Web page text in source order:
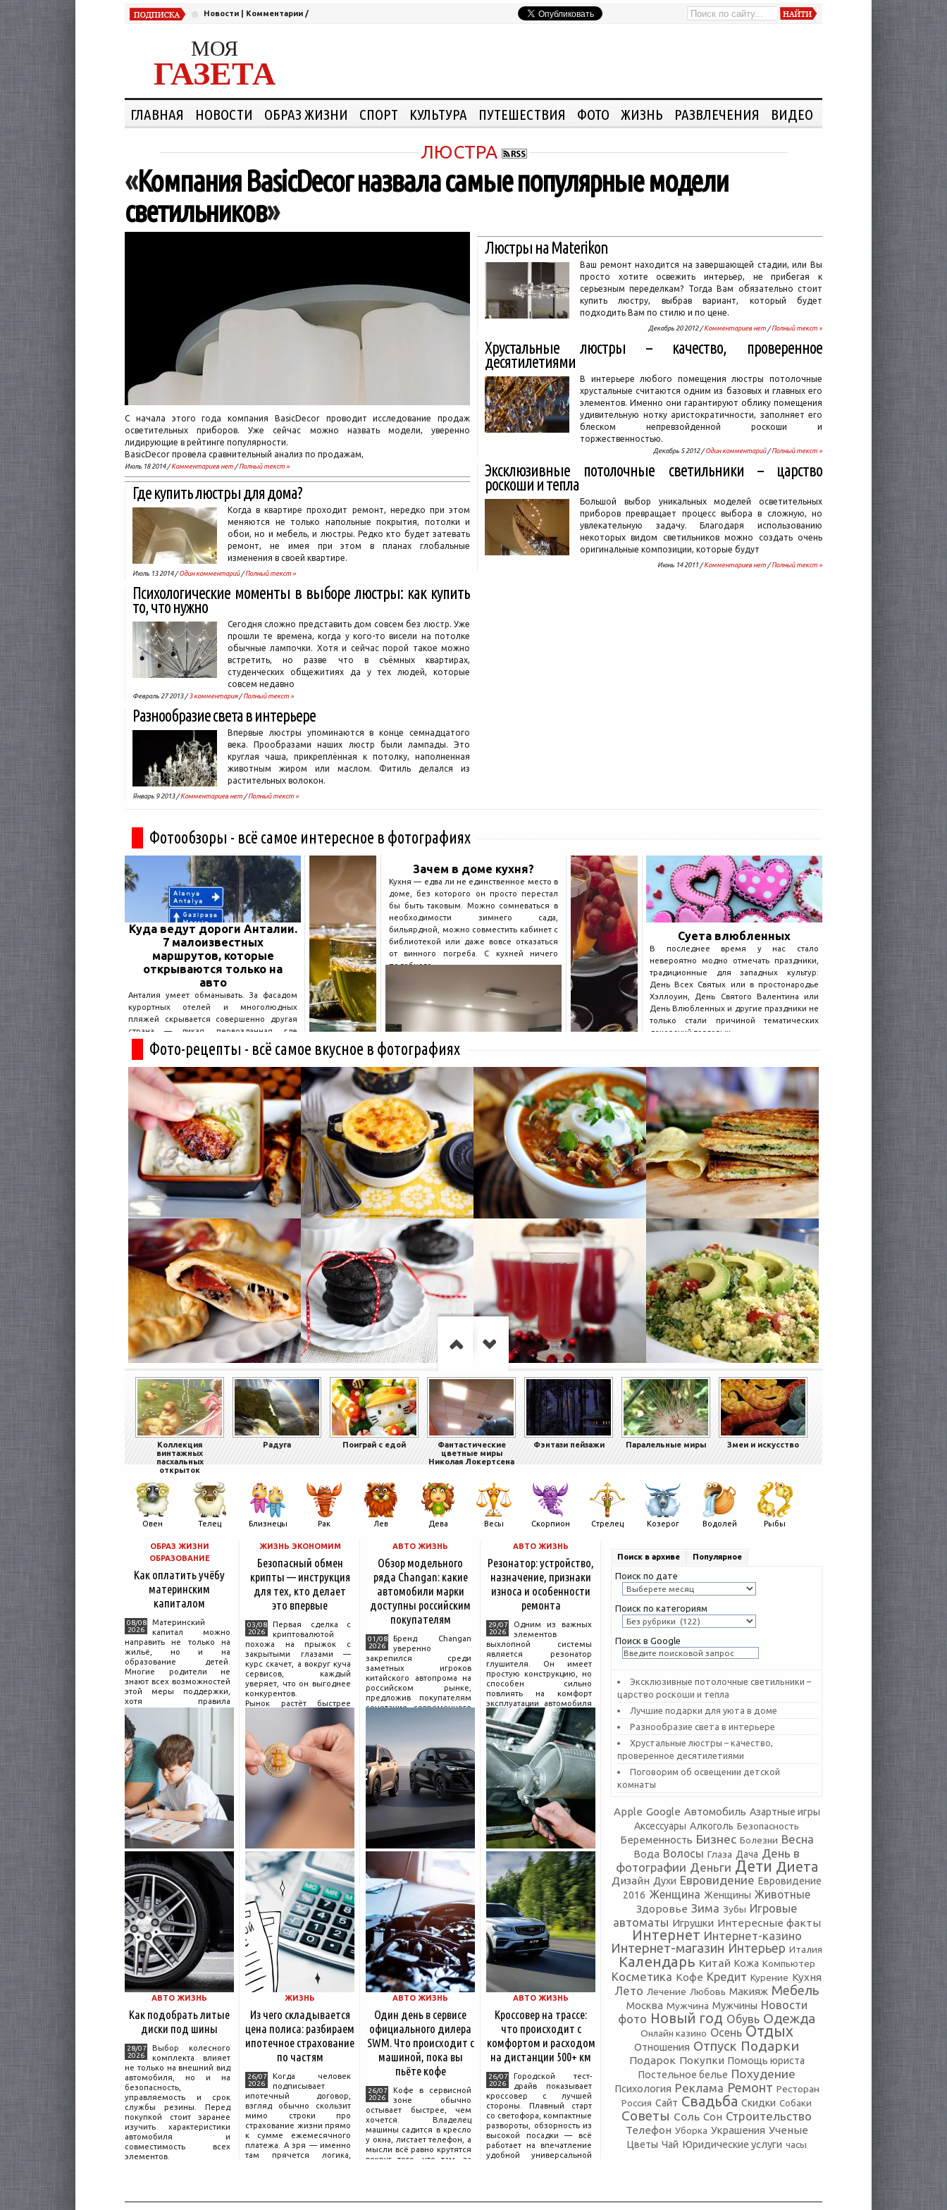
Новости Комментарии /
МОЯ
ГАЗЕТА
ГЛАВНАЯ НОВОСТИ ОБРАЗ ЖИЗНИ СПОРТ КУЛЬТУРА ПУТЕШЕСТВИЯ ФОТО ЖИЗНЬ РАЗВЛЕЧЕНИЯ ВИДЕО
ЛЮСТРА
«Компания BasicDecor назвала самые популярные модели
светильников»
С начала этого года компания BasicDecor проводит исследование продаж
осветительных приборов. Уже сейчас можно назвать модели, уверенно
лидирующие в рейтинге популярности.
BasicDecor провела сравнительный анализ по продажам,
Июль 18 2014 /Комментариев нет /Полный текст »
Где купить люстры для дома?
Когда в квартире проходит ремонт, нередко при этом
меняются не только напольные покрытия, потолки и
обои, но и мебель, и люстры. Редко кто будет затевать
ремонт, не имея при этом в планах глобальные
изменения в своей квартире.
Июль 13 2014 /Один комментарий/Полный текст »
Психологические моменты в выборе люстры: как купить
то, что нужно
Сегодня сложно представить дом совсем без люстр. Уже
прошли те времена, когда у кого-то висели на потолке
обычные лампочки. Хотя и сейчас порой такое можно
встретить, но разве что в съёмных квартирах,
студенческих общежитиях да у тех людей, которые
совсем недавно
Февраль 27 2013 /3 комментария/Полный текст »
Разнообразие света в интерьере
Впервые люстры упоминаются в конце семнадцатого
века. Прообразами наших люстр были лампады. Это
круглая чаша, прикреплённая к потолку, наполненная
животным жиром или маслом. Фитиль делался из
растительных волокон.
Январь 9 2013 /Комментариев нет /Полный текст »
Люстры на Materikon
Ваш ремонт находится на завершающей стадии, или Вы
просто хотите освежить интерьер, не прибегая к
серьезным переделкам? Тогда Вам обязательно стоит
купить люстру, выбрав вариант, который будет
подходить Вам по стилю и по цене.
Декабрь 20 2012 /Комментариев нет /Полный текст »
Хрустальные люстры – качество, проверенное
десятилетиями
В интерьере любого помещения люстры потолочные
хрустальные считаются одним из базовых и главных его
элементов. Именно они гарантируют облику помещения
удивительную нотку аристократичности, заполняет его
блеском непревзойденной роскоши и
торжественностью.
Декабрь 5 2012 /Один комментарий/Полный текст »
Эксклюзивные потолочные светильники – царство
роскоши и тепла
Большой выбор уникальных моделей осветительных
приборов превращает процесс выбора в сложную, но
увлекательную задачу. Благодаря использованию
некоторых видом светильников можно создать очень
оригинальные композиции, которые будут
Июнь 14 2011 /Комментариев нет /Полный текст »
Фотообзоры - всё самое интересное в фотографиях
Куда ведут дороги Анталии.
7 малоизвестных
маршрутов, которые
открываются только на
авто
Анталия умеет обманывать. За фасадом
курортных отелей и многолюдных
пляжей скрывается совершенно другая
страна — дикая, первозданная, где
древние руины дремлют в тени кедров, а
горные дороги ведут к местам, о которых
не расскажет ни один автобусный гид....
Зачем в доме кухня?
Кухня — едва ли не единственное место в
доме, без которого он просто перестал
бы быть таковым. Можно сомневаться в
необходимости зимнего сада,
бильярдной, можно совместить кабинет с
библиотекой или даже вовсе отказаться
от винного погреба. С кухней ничего
подобного...
Суета влюбленных
В последнее время у нас стало
невероятно модно отмечать праздники,
традиционные для западных культур:
День Всех Святых или в простонародье
Хэллоуин, День Святого Валентина или
День Влюбленных и другие праздники не
только стали причиной тематических
декораций торговых...
Фото-рецепты - всё самое вкусное в фотографиях
Коллекция
винтажных
пасхальных
открыток
Радуга Поиграй с едой
Фантастические
цветные миры
Николая Локертсена
Фэнтази пейзажи Паралельные миры Змеи и искусство
Овен Телец Близнецы Рак Лев Дева Весы Скорпион Стрелец Козерог Водолей Рыбы
ОБРАЗ ЖИЗНИ
ОБРАЗОВАНИЕ
Как оплатить учёбу
материнским
капиталом
08/08
2026
Материнский
капитал можно
направить не только на
жильё, но и на
образование детей.
Многие родители не
знают всех возможностей
этой меры поддержки,
хотя правила
учёбу довольно понятны,
если разобраться в них
заранее и подготовить
ЖИЗНЬ ЭКОНОМИМ
Безопасный обмен
крипты — инструкция
для тех, кто делает
это впервые
03/08
2026
Первая сделка с
криптовалютой
похожа на прыжок с
закрытыми глазами —
курс скачет, а вокруг куча
сервисов, каждый
уверяет, что он выгоднее
конкурентов.
Рынок растёт быстрее
поведения на нём.
Петербургские
криптообменники,
московские
АВТО ЖИЗНЬ
Обзор модельного
ряда Changan: какие
автомобили марки
доступны российским
покупателям
01/08
2026
Бренд Changan
уверенно
закрепился среди
заметных игроков
китайского автопрома на
российском рынке,
предложив покупателям
сочетание современного
насчитывает несколько
десятилетий
АВТО ЖИЗНЬ
Резонатор: устройство,
назначение, признаки
износа и особенности
ремонта
29/07
2026
Одним из важных
элементов
выхлопной системы
является резонатор
глушителя. Он имеет
простую конструкцию, но
способен сильно
повлиять на комфорт
эксплуатации автомобиля
и правильную работу
выхлопа.
Для чего нужен
резонатор
АВТО ЖИЗНЬ
Как подобрать литые
диски под шины
28/07
2026
Выбор колесного
комплекта влияет
не только на внешний вид
автомобиля, но и на
безопасность,
управляемость и срок
службы резины. Перед
покупкой стоит заранее
изучить характеристики
автомобиля и
совместимость всех
элементов.
ЖИЗНЬ
Из чего складывается
цена полиса: разбираем
ипотечное страхование
по частям
26/07
2026
Когда человек
подписывает
ипотечный договор,
взгляд обычно скользит
мимо строки про
страхование жизни прямо
к сумме ежемесячного
платежа. А зря — именно
там прячется логика,
АВТО ЖИЗНЬ
Один день в сервисе
официального дилера
SWM. Что происходит с
машиной, пока вы
пьёте кофе
26/07
2026
Кофе в сервисной
зоне обычно
остывает быстрее, чем
хочется. Владелец
машины садится в кресло
у окна, листает телефон, а
мысли всё равно крутятся
вокруг того, что там, за
АВТО ЖИЗНЬ
Кроссовер на трассе:
что происходит с
комфортом и расходом
на дистанции 500+ км
26/07
2026
Городской тест-
драйв показывает
кроссовер с лучшей
стороны. Плавный старт
со светофора, компактные
развороты, обзорность из
высокой посадки — всё
работает на впечатление
удобной универсальной
Поиск в архиве Популярное
Поиск по дате
Поиск по категориям
Поиск в Google
Эксклюзивные потолочные светильники –
царство роскоши и тепла
Лучшие подарки для уюта в доме
Разнообразие света в интерьере
Хрустальные люстры – качество,
проверенное десятилетиями
Поговорим об освещении детской
комнаты
Apple Google Автомобиль Азартные игры
Аксессуары Алкоголь Безопасность
Беременность Бизнес Болезни Весна
Вода Волосы Глаза Дача День в
фотографии Деньги Дети Диета
Дизайн Духи Евровидение Евровидение
2016 Женщина Женщины Животные
Здоровье Зима Зубы Игровые
автоматы Игрушки Интересные факты
Интернет Интернет-казино
Интернет-магазин Интерьер Италия
Календарь Китай Кожа Компьютер
Косметика Кофе Кредит Курение Кухня
Лето Лечение Любовь Макияж Мебель
Москва Мужчина Мужчины Новости
фото Новый год Обувь Одежда
Онлайн казино Осень Отдых
Отношения Отпуск Подарки
Подарок Покупки Помощь юриста
Постельное белье Похудение
Психология Реклама Ремонт Ресторан
Россия Сайт Свадьба Скидки Собаки
Советы Соль Сон Строительство
Телефон Уборка Украшения Ученые
Цветы Чай Юридические услуги часы